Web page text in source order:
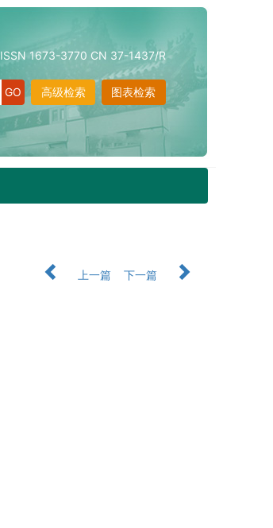
ISSN 1673-3770 CN 37-1437/R
图表检索
高级检索
上一篇
下一篇